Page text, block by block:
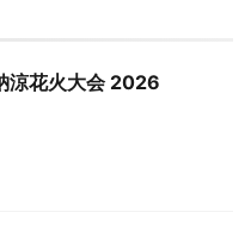
涼花火大会 2026